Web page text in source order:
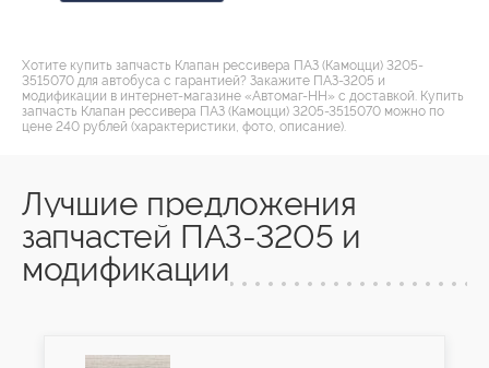
Хотите купить запчасть Клапан рессивера ПАЗ (Камоцци) 3205-
3515070 для автобуса с гарантией? Закажите ПАЗ-3205 и
модификации в интернет-магазине «Автомаг-НН» с доставкой. Купить
запчасть Клапан рессивера ПАЗ (Камоцци) 3205-3515070 можно по
цене 240 рублей (характеристики, фото, описание).
Лучшие предложения
запчастей ПАЗ-3205 и
модификации